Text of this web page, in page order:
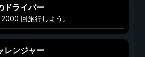
ドライバー
回旅行しよう。
レンジャー